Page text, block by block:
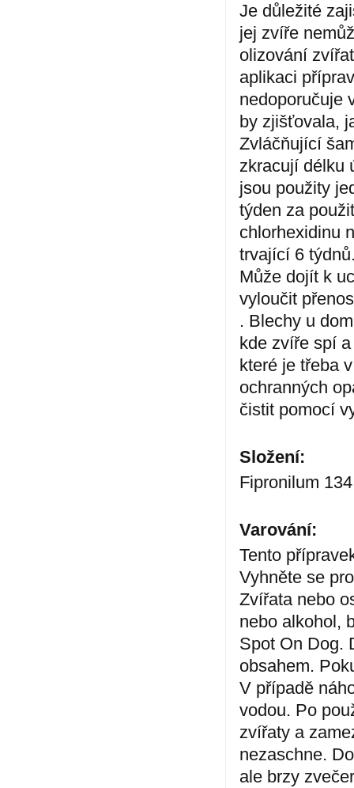
Je důležité
jej zvíře
olizování
aplikaci
nedoporučuje
by zjišťovala,
Zvláčňující
zkracují délku
jsou použity
týden za
chlorhexidinu
trvající 6
Může dojít k
vyloučit
. Blechy u
kde zvíře spí
které je třeba
ochranných
čistit pomocí
Složení:
Fipronilum
Varování:
Tento
Vyhněte se
Zvířata nebo
nebo alkohol,
Spot On Dog.
obsahem.
V případě
vodou. Po
zvířaty a
nezaschne.
ale brzy